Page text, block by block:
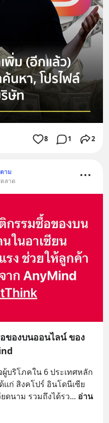
8 1 2
าม
ตลาด
ของบนออนไลน์ ของ
บริโภคใน 6 ประเทศหลัก
แก่ สิงคโปร์ อินโดนีเซีย
ดนาม รวมถึงได้รว... อ่าน